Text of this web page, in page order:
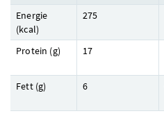
Energie
(kcal)
275
Protein (g) 17
Fett (g) 6